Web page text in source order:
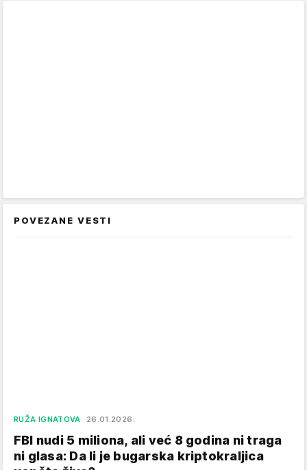
POVEZANE VESTI
RUŽA IGNATOVA 26.01.2026.
FBI nudi 5 miliona, ali već 8 godina ni traga
ni glasa: Da li je bugarska kriptokraljica